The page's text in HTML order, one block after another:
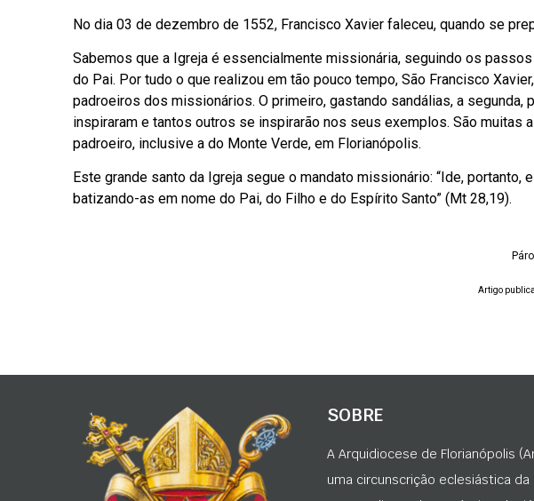
No dia 03 de dezembro de 1552, Francisco Xavier faleceu, quando se
Sabemos que a Igreja é essencialmente missionária, seguindo os
do Pai. Por tudo o que realizou em tão pouco tempo, São Francisco
padroeiros dos missionários. O primeiro, gastando sandálias, a segunda,
inspiraram e tantos outros se inspirarão nos seus exemplos. São muitas
padroeiro, inclusive a do Monte Verde, em Florianópolis.
Este grande santo da Igreja segue o mandato missionário: “Ide,
batizando-as em nome do Pai, do Filho e do Espírito Santo” (Mt 28,19).
Artigo
SOBRE
A Arquidiocese de Florianópolis
uma circunscrição eclesiástica da